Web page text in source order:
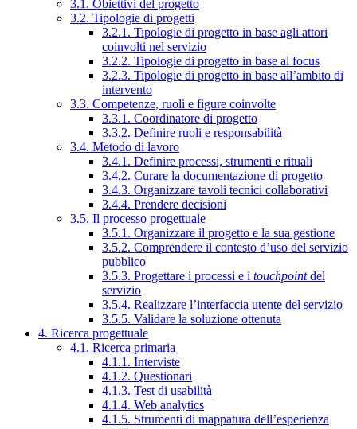
3.1. Obiettivi del progetto
3.2. Tipologie di progetti
3.2.1. Tipologie di progetto in base agli attori
coinvolti nel servizio
3.2.2. Tipologie di progetto in base al focus
3.2.3. Tipologie di progetto in base all’ambito di
intervento
3.3. Competenze, ruoli e figure coinvolte
3.3.1. Coordinatore di progetto
3.3.2. Definire ruoli e responsabilità
3.4. Metodo di lavoro
3.4.1. Definire processi, strumenti e rituali
3.4.2. Curare la documentazione di progetto
3.4.3. Organizzare tavoli tecnici collaborativi
3.4.4. Prendere decisioni
3.5. Il processo progettuale
3.5.1. Organizzare il progetto e la sua gestione
3.5.2. Comprendere il contesto d’uso del servizio
pubblico
3.5.3. Progettare i processi e i touchpointdel
servizio
3.5.4. Realizzare l’interfaccia utente del servizio
3.5.5. Validare la soluzione ottenuta
4. Ricerca progettuale
4.1. Ricerca primaria
4.1.1. Interviste
4.1.2. Questionari
4.1.3. Test di usabilità
4.1.4. Web analytics
4.1.5. Strumenti di mappatura dell’esperienza